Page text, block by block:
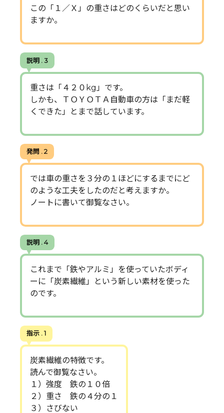
この「１／Ｘ」の重さはどのくらいだと思い
ますか。
説明 . 3
重さは「４２０kg」です。
しかも、ＴＯＹＯＴＡ自動車の方は「まだ軽
くできた」とまで話しています。
発問 . 2
では車の重さを３分の１ほどにするまでにど
のような工夫をしたのだと考えますか。
ノートに書いて御覧なさい。
説明 . 4
これまで「鉄やアルミ」を使っていたボディ
ーに「炭素繊維」という新しい素材を使った
のです。
指示 . 1
炭素繊維の特徴です。
読んで御覧なさい。
１）強度 鉄の１０倍
２）重さ 鉄の４分の１
３）さびない